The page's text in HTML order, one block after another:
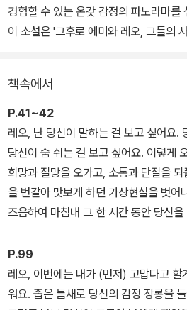
경험할 수 있는 온갖 감정의 파노라마를
이 소설은 '그후로 에미와 레오, 그들의
고대하던 만남이 불발에 그치고 만 그날
시점에서 소설은 시작된다. 에미는 반복
도 불구하고 레오의 답장을 기다리며 간
보스턴에서 돌아와 메일함에서 낯익은
는 당혹감을 무릅쓰고 에미에게 답장을
데이트는 다시 이어진다.
결혼생활이라는 꽉 끼는 코르셋에 익숙
기 위해 새로운 연애를 시작한 레오. 전
남이 드디어 이루어진다. 어색했던 첫 만
책속에서
P.41~42
레오, 난 당신이 말하는 걸 보고 싶어요.
당신이 숨 쉬는 걸 보고 싶어요. 이렇게
희망과 절망을 오가고, 소통과 단절을
을 번갈아 맛보게 하던 가상현실을 벗어
즈음하여 마침내 그 한 시간 동안 당신
건 아무것도 바라지 않아요.
P.99
레오, 이번에는 내가 (먼저) 고맙다고 할
워요. 좁은 틈새로 당신의 감정 장롱을